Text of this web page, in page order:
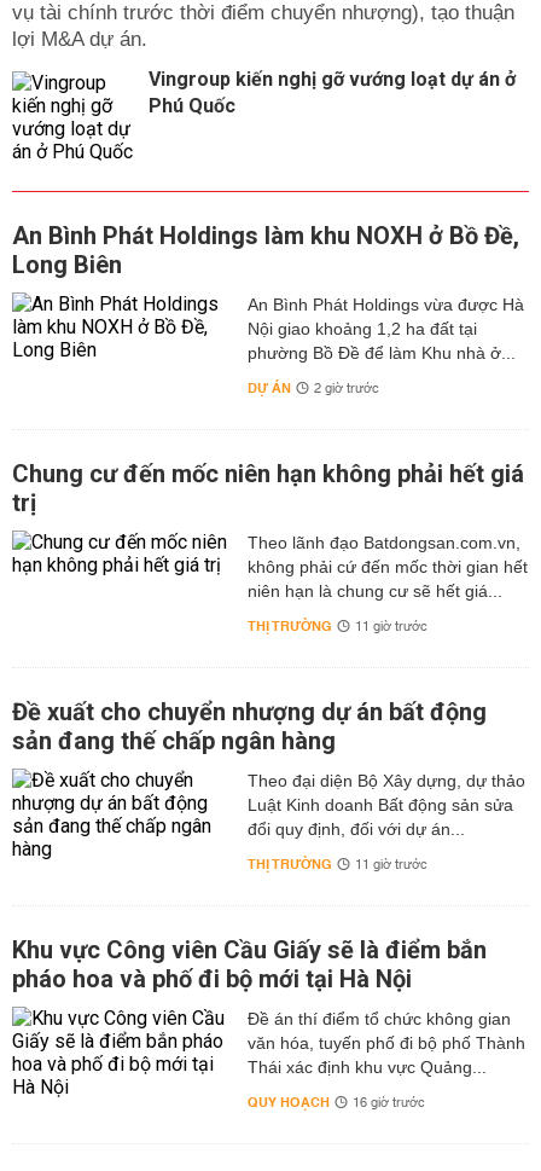
vụ tài chính trước thời điểm chuyển nhượng), tạo thuận
lợi M&A dự án.
Vingroup kiến nghị gỡ vướng loạt dự án ở
Phú Quốc
An Bình Phát Holdings làm khu NOXH ở Bồ Đề,
Long Biên
An Bình Phát Holdings vừa được Hà
Nội giao khoảng 1,2 ha đất tại
phường Bồ Đề để làm Khu nhà ở...
DỰ ÁN 2 giờ trước
Chung cư đến mốc niên hạn không phải hết giá
trị
Theo lãnh đạo Batdongsan.com.vn,
không phải cứ đến mốc thời gian hết
niên hạn là chung cư sẽ hết giá...
THỊ TRƯỜNG 11 giờ trước
Đề xuất cho chuyển nhượng dự án bất động
sản đang thế chấp ngân hàng
Theo đại diện Bộ Xây dựng, dự thảo
Luật Kinh doanh Bất động sản sửa
đổi quy định, đối với dự án...
THỊ TRƯỜNG 11 giờ trước
Khu vực Công viên Cầu Giấy sẽ là điểm bắn
pháo hoa và phố đi bộ mới tại Hà Nội
Đề án thí điểm tổ chức không gian
văn hóa, tuyến phố đi bộ phố Thành
Thái xác định khu vực Quảng...
QUY HOẠCH 16 giờ trước